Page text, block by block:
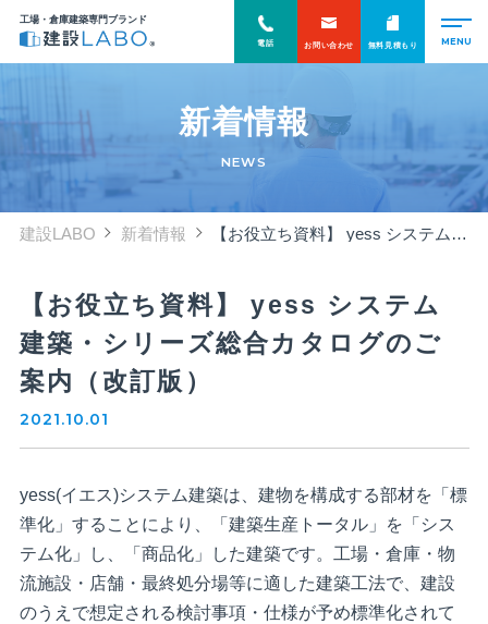
工場・倉庫建築専門ブランド
電話 お問い合わせ 無料見積もり
新着情報
NEWS
建設LABO 新着情報 【お役立ち資料】 yess システム建築・シリーズ総合カタログのご案内（改訂版）
【お役立ち資料】 yess システム
建築・シリーズ総合カタログのご
案内（改訂版）
2021.10.01
yess(イエス)システム建築は、建物を構成する部材を「標
準化」することにより、「建築生産トータル」を「シス
テム化」し、「商品化」した建築です。工場・倉庫・物
流施設・店舗・最終処分場等に適した建築工法で、建設
のうえで想定される検討事項・仕様が予め標準化されて